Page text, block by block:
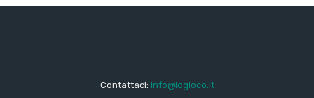
Contattaci: info@iogioco.it